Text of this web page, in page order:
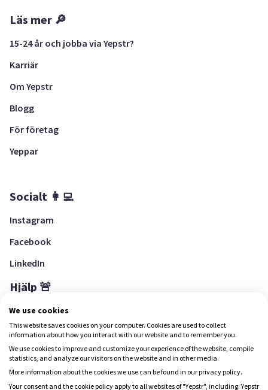
Läs mer 🔎
15-24 år och jobba via Yepstr?
Karriär
Om Yepstr
Blogg
För företag
Yeppar
Socialt 👩‍💻
Instagram
Facebook
LinkedIn
Hjälp 🚨
Hjälpcenter
Ladda ned Yepstr
We use cookies
This website saves cookies on your computer. Cookies are used to collect
information about how you interact with our website and to remember you.
We use cookies to improve and customize your experience of the website, compile
statistics, and analyze our visitors on the website and in other media.
More information about the cookies we use can be found in our privacy policy.
Your consent and the cookie policy apply to all websites of "Yepstr", including: Yepstr